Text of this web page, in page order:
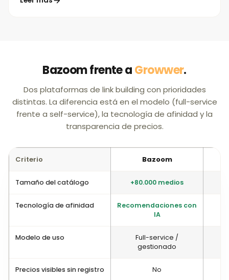
Bazoom frente aGrowwer.
Dos plataformas de link building con prioridades
distintas. La diferencia está en el modelo (full-service
frente a self-service), la tecnología de afinidad y la
transparencia de precios.
Criterio Bazoom
Tamaño del catálogo +80.000 medios
Tecnología de afinidad
Recomendaciones con
IA
Modelo de uso
Full-service /
gestionado
Precios visibles sin registro No